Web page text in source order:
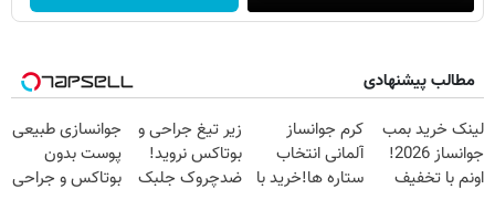
مطالب پیشنهادی
لینک خرید بمب
جوانساز 2026!
اونم با تخفیف
کرم جوانساز
آلمانی انتخاب
ستاره ها!خرید با
زیر تیغ جراحی و
بوتاکس نروید!
ضدچروک جلبک
جوانسازی طبیعی
پوست بدون
بوتاکس و جراحی